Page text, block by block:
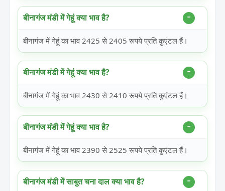
बीनागंज मंडी में गेहूं क्या भाव है?
बीनागंज में गेहूं का भाव 2425 से 2405 रूपये प्रति कुएंटल हैं।
बीनागंज मंडी में गेहूं क्या भाव है?
बीनागंज में गेहूं का भाव 2430 से 2410 रूपये प्रति कुएंटल हैं।
बीनागंज मंडी में गेहूं क्या भाव है?
बीनागंज में गेहूं का भाव 2390 से 2525 रूपये प्रति कुएंटल हैं।
बीनागंज मंडी में साबुत चना दाल क्या भाव है?